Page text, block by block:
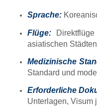
Sprache:
Flüge:
asiatischen Städten
Medizinische
Standard und
Erforderliche
Unterlagen, Visum